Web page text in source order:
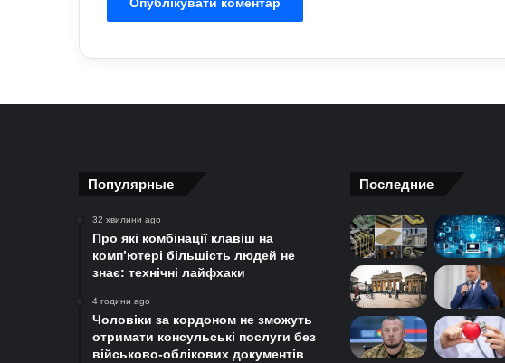
Популярные
32 хвилини ago
Про які комбінації клавіш на
комп’ютері більшість людей не
знає: технічні лайфхаки
4 години ago
Чоловіки за кордоном не зможуть
отримати консульські послуги без
військово-облікових документів
Последние